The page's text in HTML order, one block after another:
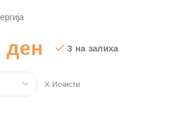
ден Current
is:
3 на залиха
Исчисти